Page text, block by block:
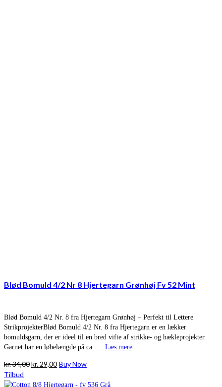
Blød Bomuld 4/2 Nr 8 Hjertegarn Grønhøj Fv 52 Mint
Blød Bomuld 4/2 Nr. 8 fra Hjertegarn Grønhøj – Perfekt til Lettere
StrikprojekterBlød Bomuld 4/2 Nr. 8 fra Hjertegarn er en lækker
bomuldsgarn, der er ideel til en bred vifte af strikke- og hækleprojekter.
Garnet har en løbelængde på ca. … Læs mere
kr.34,00Den
pris
kr.29,00Den
pris
Buy Now
Tilbud